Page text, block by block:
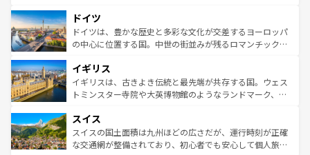
せる。地方によって風土や気候が異なるスペインはその個
性で訪れる人を魅了する。 なお、新着のスペイン情報は コ
ンテンツ一覧を参照してほしい。
で、幅広い魅力が詰まっている。華麗な宮殿、歴史的な大
聖堂、美しいビーチ、そして豊かな自然が、訪れる者を心
から魅了する。また、フランスは美食の国としても知ら
いる。シャンパンの発祥地であるランス、プロヴァンスの
香り高いラベンダー畑など、多彩な楽しみ方が可能だ。さ
らに、パリ以外の地域にも魅力が溢れており、どの街角に
れる地方に足を運ぶとそれぞれで全く異なる文化を体験で
きるだろう。 なお、新着のフランス情報はコンテンツ一覧
を参照してほしい。
ドイツ
ドイツは、豊かな歴史と多彩な文化が交差するヨーロッパ
の中心に位置する国。中世の街並みが残るロマンチック街
顔を持つこの国は、どこを歩いても飽きることがない。ベ
ルリンの文化的活気、バイエルン州のアルプスの絶景、そ
してライン川沿いのワイン畑といった風景は必見。ビール
は、お酒好きな人にはぜひ体験してほしい。 なお、新着の
ドイツ情報はコンテンツ一覧を参照してほしい。
イギリス
イギリスは、古きよき伝統と最先端が共存する国。ウェス
トミンスター寺院や大英博物館のようなランドマーク、歴
リアごとに異なる魅力がある。また、優雅なアフタヌーン
ティー、ビール好きにはたまらない英国パブ、サッカー観
戦など、本場だからこそできる体験も豊富。イギリスを旅
スイス
スイスの国土面積は九州ほどの広さだが、運行時刻が正確
な交通網が整備されており、初心者でも安心して個人旅行